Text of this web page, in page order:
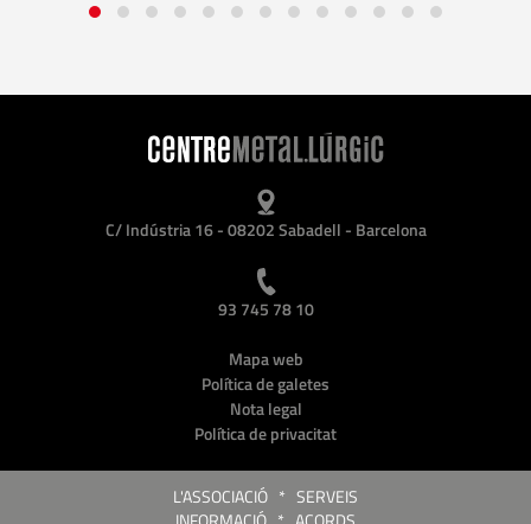
C/ Indústria 16 - 08202 Sabadell - Barcelona
93 745 78 10
Mapa web
Política de galetes
Nota legal
Política de privacitat
L'ASSOCIACIÓ * SERVEIS